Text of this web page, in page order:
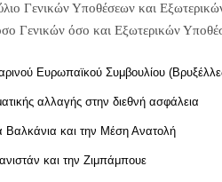
Γενικών Υποθέσεων και
Γενικών όσο και Εξωτερικών
Ευρωπαϊκού Συμβουλίου
αλλαγής στην διεθνή ασφάλεια
Βαλκάνια και την Μέση Ανατολή
και την Ζιμπάμπουε